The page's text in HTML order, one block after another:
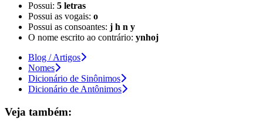
Possui: 5 letras
Possui as vogais: o
Possui as consoantes: j h n y
O nome escrito ao contrário: ynhoj
Blog / Artigos
Nomes
Dicionário de Sinônimos
Dicionário de Antônimos
Veja também: